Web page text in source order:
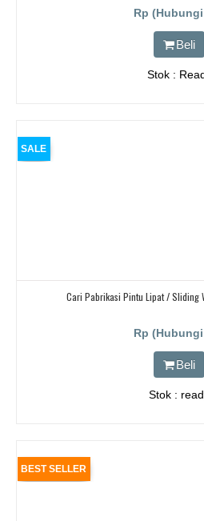
Rp (Hubungi
Beli
Stok :
SALE
Cari Pabrikasi Pintu Lipat / Sliding
Rp (Hubungi
Beli
Stok :
BEST SELLER